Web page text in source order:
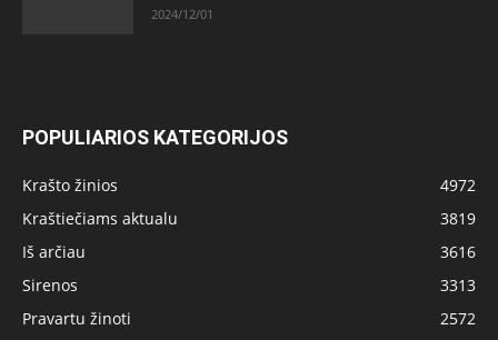
2024/12/01
POPULIARIOS KATEGORIJOS
Krašto žinios
4972
Kraštiečiams aktualu
3819
Iš arčiau
3616
Sirenos
3313
Pravartu žinoti
2572